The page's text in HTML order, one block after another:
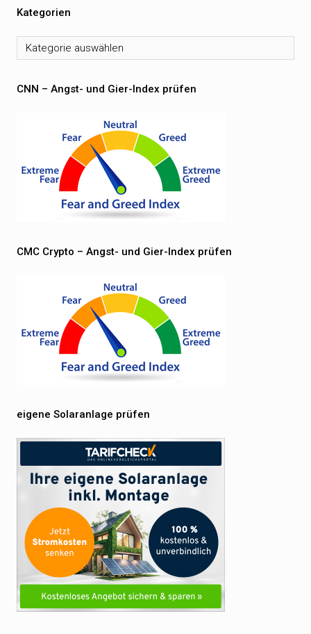
Kategorien
Kategorien
CNN – Angst- und Gier-Index prüfen
CMC Crypto – Angst- und Gier-Index prüfen
eigene Solaranlage prüfen